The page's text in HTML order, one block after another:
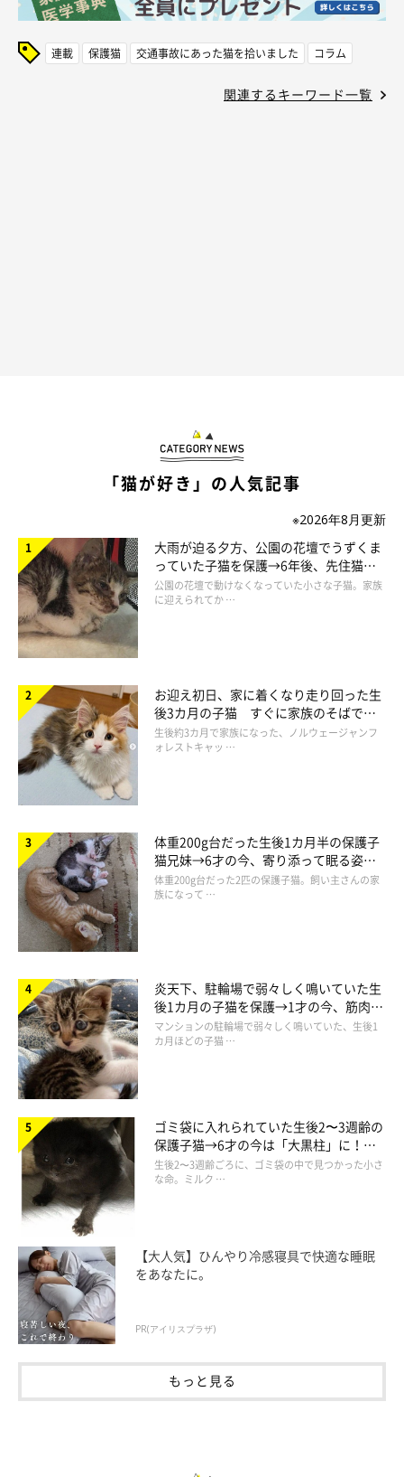
連載 保護猫 交通事故にあった猫を拾いました コラム
関連するキーワード一覧
「猫が好き」の人気記事
※2026年8月更新
大雨が迫る夕方、公園の花壇でうずくま
っていた子猫を保護→6年後、先住猫
と“姉妹”のような関係に
公園の花壇で動けなくなっていた小さな子猫。家族
に迎えられてか …
お迎え初日、家に着くなり走り回った生
後3カ月の子猫 すぐに家族のそばで落
ち着く姿に「迎えてよかった」
生後約3カ月で家族になった、ノルウェージャンフ
ォレストキャッ …
体重200g台だった生後1カ月半の保護子
猫兄妹→6才の今、寄り添って眠る姿に
ほっこり！
体重200g台だった2匹の保護子猫。飼い主さんの家
族になって …
炎天下、駐輪場で弱々しく鳴いていた生
後1カ月の子猫を保護→1才の今、筋肉質
でツンデレなコに成長
マンションの駐輪場で弱々しく鳴いていた、生後1
カ月ほどの子猫 …
ゴミ袋に入れられていた生後2〜3週齢の
保護子猫→6才の今は「大黒柱」に！
美しい黒猫に成長した姿にグッとくる
生後2〜3週齢ごろに、ゴミ袋の中で見つかった小さ
な命。ミルク …
【大人気】ひんやり冷感寝具で快適な睡眠
をあなたに。
PR(アイリスプラザ)
もっと見る